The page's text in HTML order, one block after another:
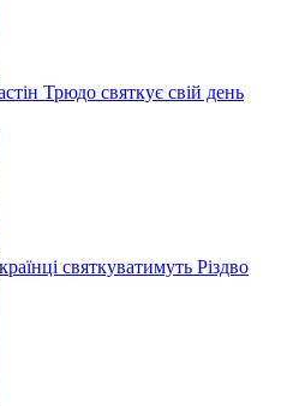
Трюдо святкує свій день
святкуватимуть Різдво